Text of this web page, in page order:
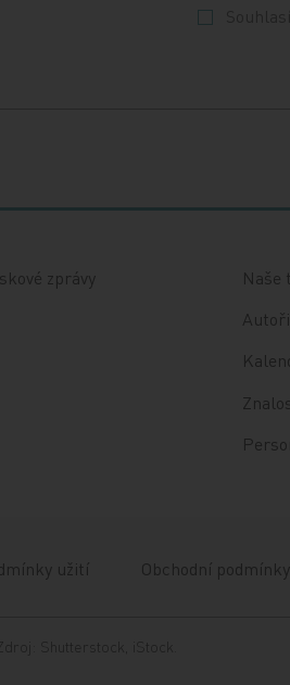
zprávy
Naše
Autoři
užití Obchodní
Shutterstock, iStock.